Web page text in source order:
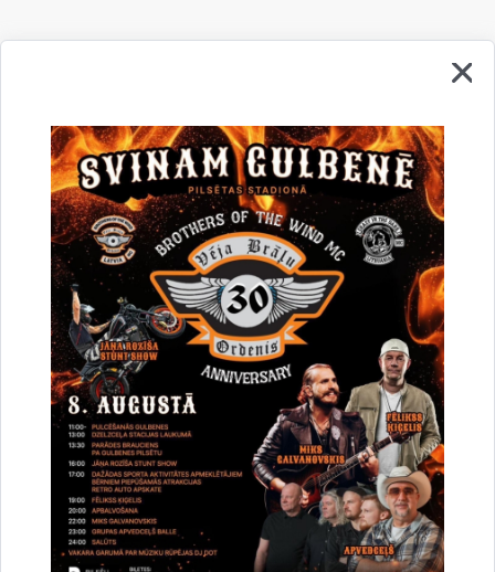
Vai šī informācija bija noderīga?
Sniegt atsauksmi
Esi pirmais, kurš uzzina!